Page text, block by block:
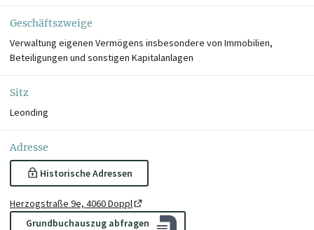
Geschäftszweige
Verwaltung eigenen Vermögens insbesondere von Immobilien,
Beteiligungen und sonstigen Kapitalanlagen
Sitz
Leonding
Adresse
Historische Adressen
Herzogstraße 9e, 4060 Doppl
Grundbuchauszug abfragen